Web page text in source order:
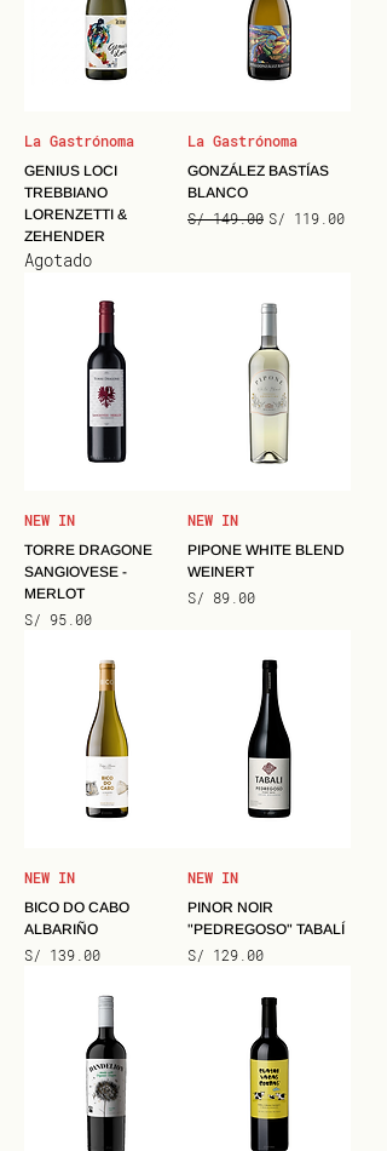
La Gastrónoma
GENIUS LOCI
TREBBIANO
LORENZETTI &
ZEHENDER
Agotado
La Gastrónoma
GONZÁLEZ BASTÍAS
BLANCO
Precio
S/ 149.00 Precio de
S/ 119.00
NEW IN
TORRE DRAGONE
SANGIOVESE -
MERLOT
Precio
S/ 95.00
NEW IN
PIPONE WHITE BLEND
WEINERT
Precio
S/ 89.00
NEW IN
BICO DO CABO
ALBARIÑO
Precio
S/ 139.00
NEW IN
PINOR NOIR
"PEDREGOSO" TABALÍ
Precio
S/ 129.00